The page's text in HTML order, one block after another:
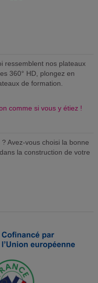
ressemblent nos plateaux
360° HD, plongez en
de formation.
comme si vous y étiez !
Avez-vous choisi la bonne
la construction de votre